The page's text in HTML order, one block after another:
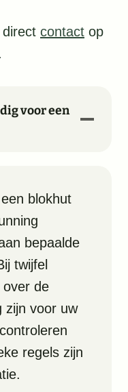
contact op
voor een
blokhut
bepaalde
twijfel
over de
zijn voor uw
regels zijn